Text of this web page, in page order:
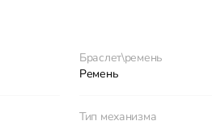
Браслет\ремень
Ремень
Тип механизма